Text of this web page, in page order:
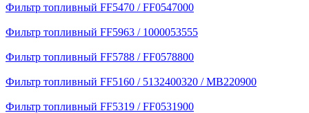
Фильтр топливный FF5470 / FF0547000
Фильтр топливный FF5963 / 1000053555
Фильтр топливный FF5788 / FF0578800
Фильтр топливный FF5160 / 5132400320 / MB220900
Фильтр топливный FF5319 / FF0531900